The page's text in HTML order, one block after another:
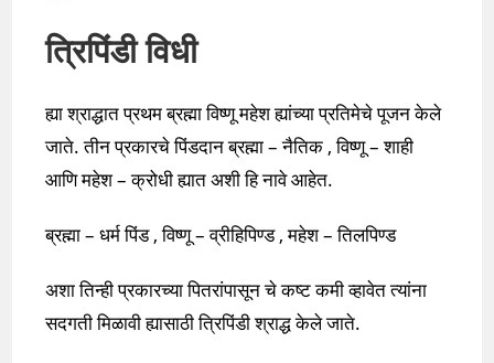
त्रिपिंडी विधी
ह्या श्राद्धात प्रथम ब्रह्मा विष्णू महेश ह्यांच्या प्रतिमेचे पूजन केले
जाते. तीन प्रकारचे पिंडदान ब्रह्मा – नैतिक , विष्णू – शाही
आणि महेश – क्रोधी ह्यात अशी हि नावे आहेत.
ब्रह्मा – धर्म पिंड , विष्णू – व्रीहिपिण्ड , महेश – तिलपिण्ड
अशा तिन्ही प्रकारच्या पितरांपासून चे कष्ट कमी व्हावेत त्यांना
सदगती मिळावी ह्यासाठी त्रिपिंडी श्राद्ध केले जाते.